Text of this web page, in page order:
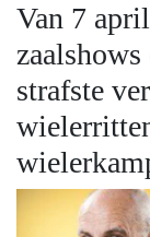
Van 7
strafste